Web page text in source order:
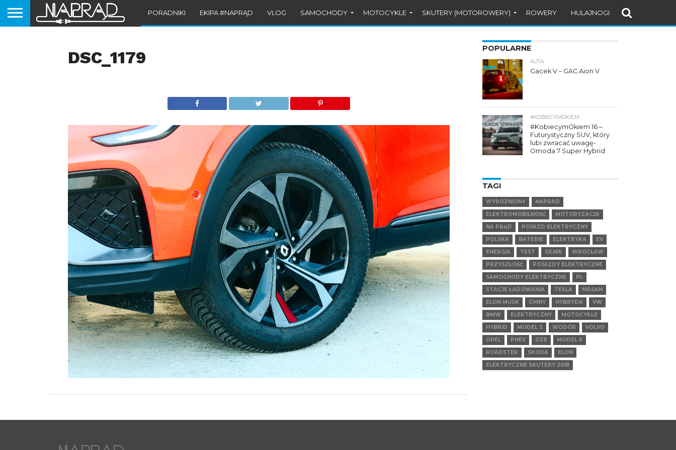
PORADNIKI EKIPA #NAPRĄD VLOG SAMOCHODY MOTOCYKLE SKUTERY (MOTOROWERY) ROWERY HULAJNOGI
DSC_1179 POPULARNE
AUTA
Gacek V – GAC Aion V
#KOBIECYMOKIEM
#KobiecymOkiem 16 –
Futurystyczny SUV, który
lubi zwracać uwagę-
Omoda 7 Super Hybrid
TAGI
WYROZNIONY
NAPRAD
ELEKTROMOBILNOŚĆ
MOTORYZACJA
NA PRĄD
POJAZD ELEKTRYCZNY
POLSKA
BATERIE ELEKTRYKA
EV
ENERGIA
TEST SILNIK
WROCŁAW
PRZYSZŁOŚĆ
POJAZDY ELEKTRYCZNE
SAMOCHODY ELEKTRYCZNE
PL
STACJE ŁADOWANIA
TESLA
NISSAN
ELON MUSK
CHINY HYBRYDA
VW
BMW
ELEKTRYCZNY
MOTOCYKLE
HYBRID
MODEL S WODÓR
VOLVO
OPEL
PHEV OZE
MODEL X
ROADSTER
SKODA
ELON
ELEKTRYCZNE SKUTERY 2018